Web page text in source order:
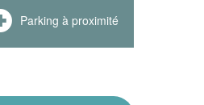
Parking à proximité